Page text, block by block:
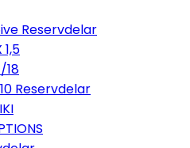
Reservdelar
1,5
18
Reservdelar